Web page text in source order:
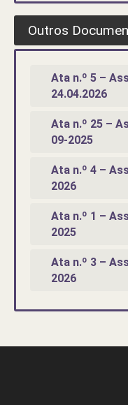
Outros
Ata n.º 5 –
24.04.2026
Ata n.º 25 –
09-2025
Ata n.º 4 –
2026
Ata n.º 1 –
2025
Ata n.º 3 –
2026